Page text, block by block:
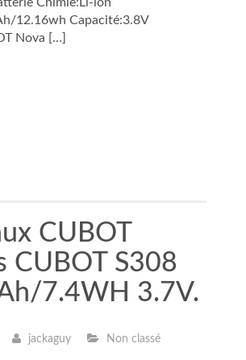
12.16wh Capacité:3.8V
Nova […]
CUBOT
CUBOT S308
7.4WH 3.7V.
jackaguy Non classé